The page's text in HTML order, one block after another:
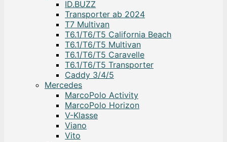
ID.BUZZ
Transporter ab 2024
T7 Multivan
T6.1/T6/T5 California Beach
T6.1/T6/T5 Multivan
T6.1/T6/T5 Caravelle
T6.1/T6/T5 Transporter
Caddy 3/4/5
Mercedes
MarcoPolo Activity
MarcoPolo Horizon
V-Klasse
Viano
Vito